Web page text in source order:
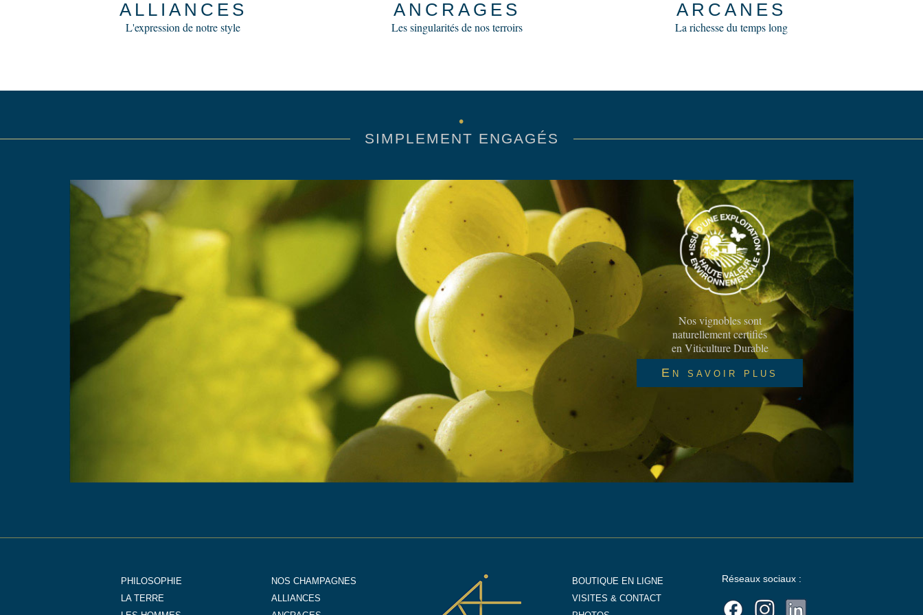
ALLIANCES
L'expression de notre style
ANCRAGES
Les singularités de nos terroirs
ARCANES
La richesse du temps long
SIMPLEMENT ENGAGÉS
Nos vignobles sont
naturellement certifiés
en Viticulture Durable
En savoir plus
PHILOSOPHIE
LA TERRE
NOS CHAMPAGNES
ALLIANCES
BOUTIQUE EN LIGNE
VISITES & CONTACT
Réseaux sociaux :